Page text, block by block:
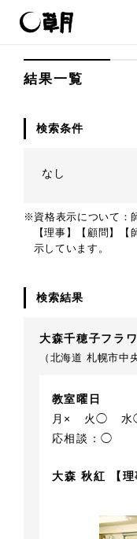
結果一覧
検索条件
なし
※資格表示について：
【理事】【顧問】
示しています。
検索結果
大森千穂子フラ
（北海道 札幌市中
教室曜日
月×
火◯
応相談：◯
大森 秋紅 【理